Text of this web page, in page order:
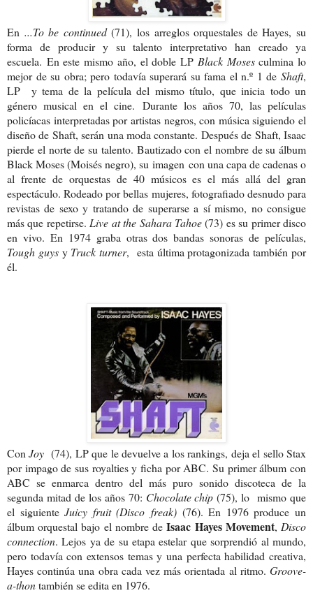
En ...To be continued(71), los arreglos orquestales de Hayes, su
forma de producir y su talento interpretativo han creado ya
escuela. En este mismo año, el doble LP Black Mosesculmina lo
mejor de su obra; pero todavía superará su fama el n.º 1 de Shaft,
LP y tema de la película del mismo título, que inicia todo un
género musical en el cine. Durante los años 70, las películas
policíacas interpretadas por artistas negros, con música siguiendo el
diseño de Shaft, serán una moda constante. Después de Shaft, Isaac
pierde el norte de su talento. Bautizado con el nombre de su álbum
Black Moses (Moisés negro), su imagen con una capa de cadenas o
al frente de orquestas de 40 músicos es el más allá del gran
espectáculo. Rodeado por bellas mujeres, fotografiado desnudo para
revistas de sexo y tratando de superarse a sí mismo, no consigue
más que repetirse. Live at the Sahara Tahoe(73) es su primer disco
en vivo. En 1974 graba otras dos bandas sonoras de películas,
Tough guysy Truck turner, esta última protagonizada también por
él.
ConJoy (74), LP que le devuelve a los rankings, deja el sello Stax
por impago de sus royalties y ficha por ABC. Su primer álbum con
ABC se enmarca dentro del más puro sonido discoteca de la
segunda mitad de los años 70: Chocolate chip (75), lomismo que
el siguienteJuicy fruit (Disco freak) (76). En 1976 produce un
álbum orquestal bajo el nombre deIsaac Hayes Movement, Disco
connection. Lejos ya de su etapa estelar que sorprendió al mundo,
pero todavía con extensos temas y una perfecta habilidad creativa,
Hayes continúa una obra cada vez más orientada al ritmo. Groove-
a-thontambién se edita en 1976.